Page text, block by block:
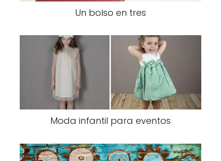
Un bolso en tres
Moda infantil para eventos